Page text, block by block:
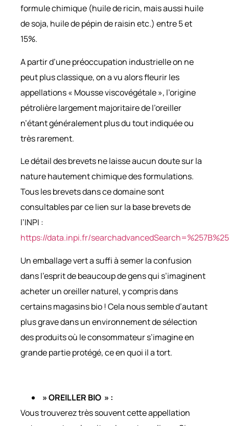
formule chimique (huile de ricin, mais aussi huile
de soja, huile de pépin de raisin etc.) entre 5 et
15%.
A partir d’une préoccupation industrielle on ne
peut plus classique, on a vu alors fleurir les
appellations « Mousse viscovégétale », l’origine
pétrolière largement majoritaire de l’oreiller
n’étant généralement plus du tout indiquée ou
très rarement.
Le détail des brevets ne laisse aucun doute sur la
nature hautement chimique des formulations.
Tous les brevets dans ce domaine sont
consultables par ce lien sur la base brevets de
l’INPI :
https://data.inpi.fr/
Un emballage vert a suffi à semer la confusion
dans l’esprit de beaucoup de gens qui s’imaginent
acheter un oreiller naturel, y compris dans
certains magasins bio ! Cela nous semble d’autant
plus grave dans un environnement de sélection
des produits où le consommateur s’imagine en
grande partie protégé, ce en quoi il a tort.
» OREILLER BIO » :
Vous trouverez très souvent cette appellation